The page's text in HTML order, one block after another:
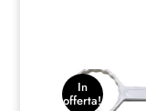
In
offerta!